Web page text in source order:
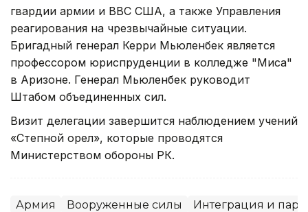
гвардии армии и ВВС США, а также Управления
реагирования на чрезвычайные ситуации.
Бригадный генерал Керри Мьюленбек является
профессором юриспруденции в колледже "Миса"
в Аризоне. Генерал Мьюленбек руководит
Штабом объединенных сил.
Визит делегации завершится наблюдением учений
«Степной орел», которые проводятся
Министерством обороны РК.
Армия Вооруженные силы Интеграция и